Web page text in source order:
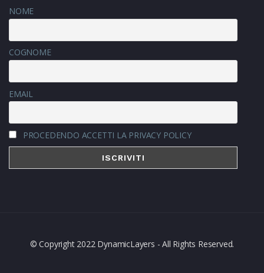
NOME
COGNOME
EMAIL
PROCEDENDO ACCETTI LA PRIVACY POLICY
© Copyright 2022 DynamicLayers - All Rights Reserved.